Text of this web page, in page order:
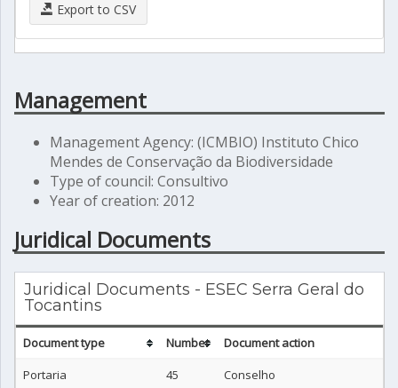
Export to CSV
Management
Management Agency: (ICMBIO) Instituto Chico
Mendes de Conservação da Biodiversidade
Type of council: Consultivo
Year of creation: 2012
Juridical Documents
Juridical Documents - ESEC Serra Geral do
Tocantins
Document type Number
Document action
Portaria
45 Conselho